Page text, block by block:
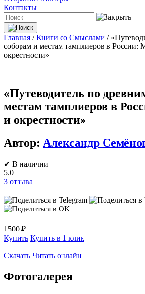
Контакты
Главная / Книги со Смыслами /
соборам и местам тамплиеров в России:
окрестности»
«Путеводитель по
местам тамплиеров в
и окрестности»
Автор: Александр
✔ В наличии
5.0
3 отзыва
1500 ₽
Купить Купить в 1 клик
Скачать Читать онлайн
Фотогалерея